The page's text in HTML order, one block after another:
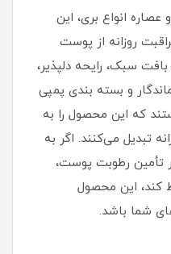
ترکیب شی باتر، ویتامین E و عصاره انواع بری، این
روزانه از پوست
سبک، رایحه دلپذیر،
و بسته‌ بندی پمپی
که این محصول را به
تبدیل می‌کنند. اگر به
تأمین رطوبت پوست،
کند، این محصول
شما باشد.